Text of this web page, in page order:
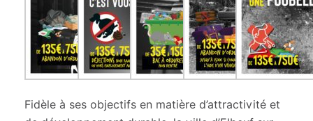
Fidèle à ses objectifs en matière d’attractivité et